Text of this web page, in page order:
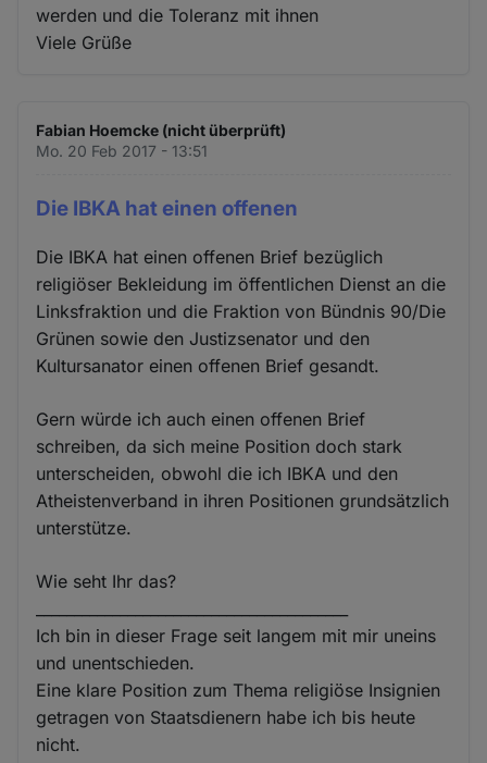
werden und die Toleranz mit ihnen
Viele Grüße
Fabian Hoemcke (nicht überprüft)
Mo. 20 Feb 2017 - 13:51
Die IBKA hat einen offenen
Die IBKA hat einen offenen Brief bezüglich
religiöser Bekleidung im öffentlichen Dienst an die
Linksfraktion und die Fraktion von Bündnis 90/Die
Grünen sowie den Justizsenator und den
Kultursanator einen offenen Brief gesandt.
Gern würde ich auch einen offenen Brief
schreiben, da sich meine Position doch stark
unterscheiden, obwohl die ich IBKA und den
Atheistenverband in ihren Positionen grundsätzlich
unterstütze.
Wie seht Ihr das?
Ich bin in dieser Frage seit langem mit mir uneins
und unentschieden.
Eine klare Position zum Thema religiöse Insignien
getragen von Staatsdienern habe ich bis heute
nicht.